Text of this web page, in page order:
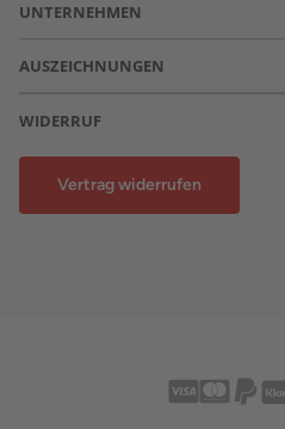
UNTERNEHMEN
AUSZEICHNUNGEN
WIDERRUF
Vertrag widerrufen